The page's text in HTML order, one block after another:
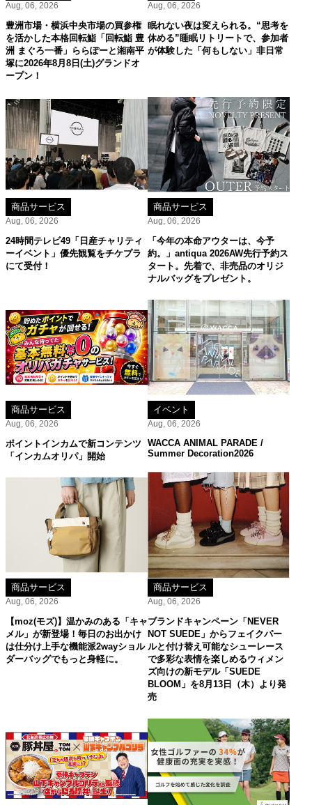
Aug, 06, 2026
豊洲市場・横浜中央市場の買参権
を活かした本格回転鮨「回転鮨 豊
洲 まぐろ一番」ららぽーと湘南平
塚に2026年8月8日(土)グランドオ
ープン！
Aug, 06, 2026
眠れない夜は変えられる。“思考を
休める”睡眠リトリートで、参加者
が体験した「何もしない」非日常
商品サービス
Aug, 06, 2026
24時間テレビ49「日産チャリティ
ーイベント」優先観覧をチケプラ
にて受付！
商品サービス
Aug, 06, 2026
「今年の本命アウターは、今予
約。」antiqua 2026AW先行予約ス
タート。先着で、非売品のオリジ
ナルバッグをプレゼント。
商品サービス
Aug, 06, 2026
ポイントインカムで新コンテンツ
「インカムオリパ」開始
イベント
Aug, 06, 2026
WACCA ANIMAL PARADE /
Summer Decoration2026
商品サービス
Aug, 06, 2026
【moz(モズ)】温かみのある「キャ
メル」が新登場！毎日のお出かけ
は仕分け上手な機能派2wayショル
ダーバッグでもっと身軽に。
商品サービス
Aug, 06, 2026
ブランドキャンペーン「NEVER
NOT SUEDE」からフェイクパー
ルと付け替え可能なシューレース
で多彩な表情を楽しめるウィメン
ズ向けの新モデル「SUEDE
BLOOM」を8月13日（木）より発
売